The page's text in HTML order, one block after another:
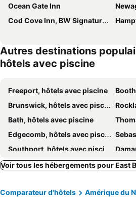
Ocean Gate Inn
Cod Cove Inn, BW Signature Collection
Autres destinations
hôtels avec piscine
Freeport, hôtels avec piscine
Brunswick, hôtels avec piscine
Bath, hôtels avec piscine
Edgecomb, hôtels avec piscine
Southport, hôtels avec piscine
Pownal, hôtels avec piscine
Owls
Voir tous les hébergements pour East
Comparateur d'hôtels Amérique du